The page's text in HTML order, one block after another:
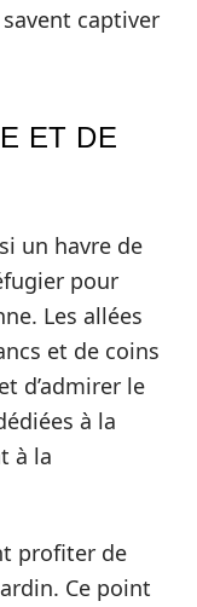
captiver
ET DE
un havre de
pour
Les allées
et de coins
d’admirer le
à la
à la
profiter de
Ce point